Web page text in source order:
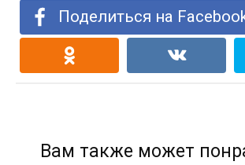
Поделиться на
Вам также может